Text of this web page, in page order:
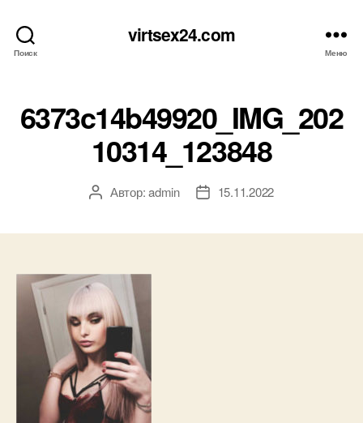
Поиск
virtsex24.com
Меню
6373c14b49920_IMG_202
10314_123848
АвторАвтор:admin
Дата15.11.2022